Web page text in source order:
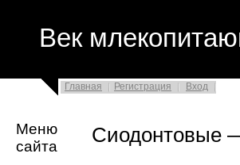
Век
Главная Регистрация Вход
Меню
сайта
Сиодонтовые